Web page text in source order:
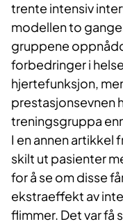
trente intensiv
modellen to
gruppene
forbedringer i
hjertefunksjon,
prestasjonsevnen
treningsgruppa
I en annen artikkel
skilt ut pasienter
for å se om disse
ekstraeffekt av
flimmer. Det var få